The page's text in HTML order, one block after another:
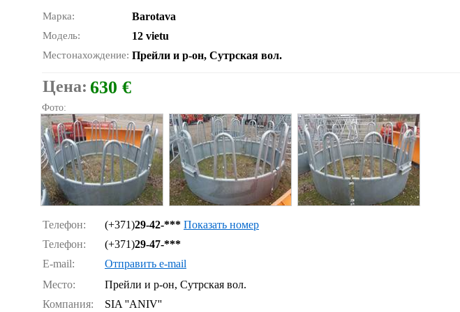
Марка: Barotava
Модель: 12 vietu
Местонахождение: Прейли и р-он, Сутрская вол.
Цена: 630 €
Фото:
Телефон: (+371)29-42-*** Показать номер
Телефон: (+371)29-47-***
E-mail: Отправить e-mail
Место:
Прейли и р-он, Сутрская вол.
Компания:
SIA ''ANIV''